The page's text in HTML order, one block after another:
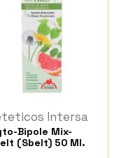
Intersa
Bipole Mix-
(Sbelt) 50 Ml.